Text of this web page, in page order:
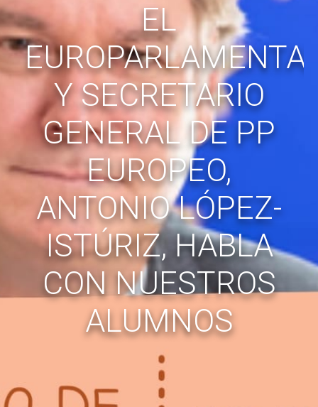
EL
Y SECRETARIO
GENERAL DE PP
EUROPEO,
ANTONIO LÓPEZ-
ISTÚRIZ, HABLA
CON NUESTROS
ALUMNOS